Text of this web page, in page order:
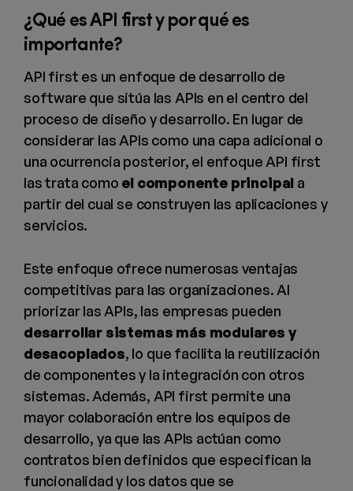
¿Qué es API first y por qué es
importante?
API first es un enfoque de desarrollo de
software que sitúa las APIs en el centro del
proceso de diseño y desarrollo. En lugar de
considerar las APIs como una capa adicional o
una ocurrencia posterior, el enfoque API first
las trata como el componente principal a
partir del cual se construyen las aplicaciones y
servicios.
Este enfoque ofrece numerosas ventajas
competitivas para las organizaciones. Al
priorizar las APIs, las empresas pueden
desarrollar sistemas más modulares y
desacoplados, lo que facilita la reutilización
de componentes y la integración con otros
sistemas. Además, API first permite una
mayor colaboración entre los equipos de
desarrollo, ya que las APIs actúan como
contratos bien definidos que especifican la
funcionalidad y los datos que se